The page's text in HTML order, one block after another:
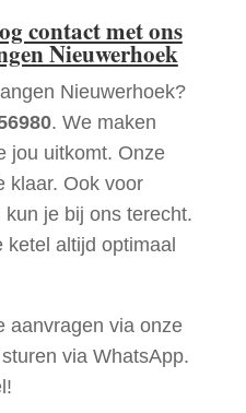
contact met ons
Nieuwerhoek
Nieuwerhoek?
. We maken
jou uitkomt. Onze
klaar. Ook voor
je bij ons terecht.
ketel altijd optimaal
aanvragen via onze
via WhatsApp.